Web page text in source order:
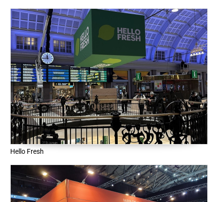
Hello Fresh